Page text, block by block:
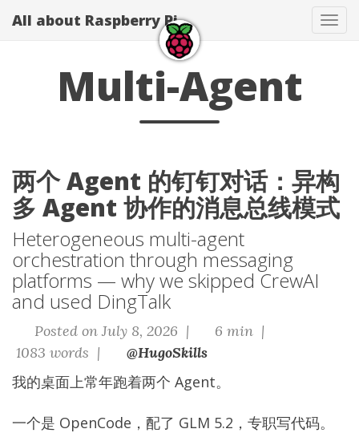
All about Raspberry Pi
Multi-Agent
两个 Agent 的钉钉对话：异构
多 Agent 协作的消息总线模式
Heterogeneous multi-agent
orchestration through messaging
platforms — why we skipped CrewAI
and used DingTalk
Posted on July 8, 2026 |
6 min |
1083 words |
@HugoSkills
我的桌面上常年跑着两个 Agent。
一个是 OpenCode，配了 GLM 5.2，专职写代码。